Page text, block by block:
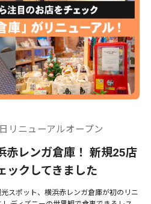
リニューアルオープン
赤レンガ倉庫！ 新規25店
ックしてきました
スポット、横浜赤レンガ倉庫が初のリニ